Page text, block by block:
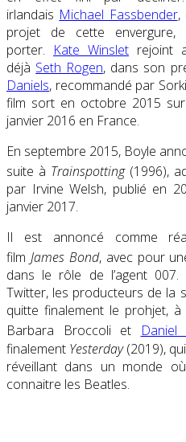
irlandais Michael Fassbender,
projet de cette
porter. Kate Winslet rejoint
déjà Seth Rogen, dans son
Daniels, recommandé par
film sort en octobre 2015
janvier 2016 en France.
En septembre 2015, Boyle
suite à Trainspotting(1996),
par Irvine Welsh, publié en
janvier 2017.
Il est annoncé comme
film James Bond, avec pour
dans le rôle de l’agent
Twitter, les producteurs de la
quitte finalement le prohjet,
Barbara Broccoli et
Daniel
finalement Yesterday(2019),
réveillant dans un monde
connaitre les Beatles.